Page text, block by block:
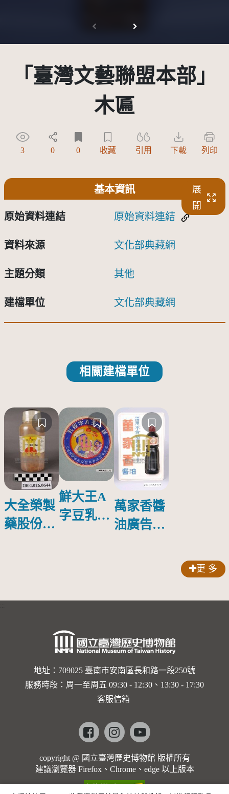
「臺灣文藝聯盟本部」
木匾
3 0 0 收藏 引用 下載 列印
基本資訊
展
開
原始資料連結 原始資料連結
資料來源 文化部典藏網
主題分類 其他
建檔單位 文化部典藏網
相關建檔單位
大全榮製
藥股份有
鮮大王A
字豆乳罐
萬家香醬
油廣告塑
更 多
地址：709025 臺南市安南區長和路一段250號
服務時段：周一至周五 09:30 - 12:30、13:30 - 17:30
客服信箱
Facebookinstagramyoutube
copyright @ 國立臺灣歷史博物館 版權所有
建議瀏覽器 Firefox、Chrome、edge 以上版本